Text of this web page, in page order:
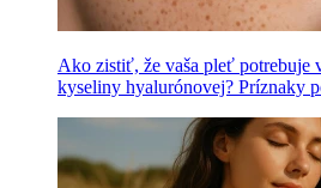
Ako zistiť, že vaša pleť potrebuje
kyseliny hyalurónovej? Príznaky